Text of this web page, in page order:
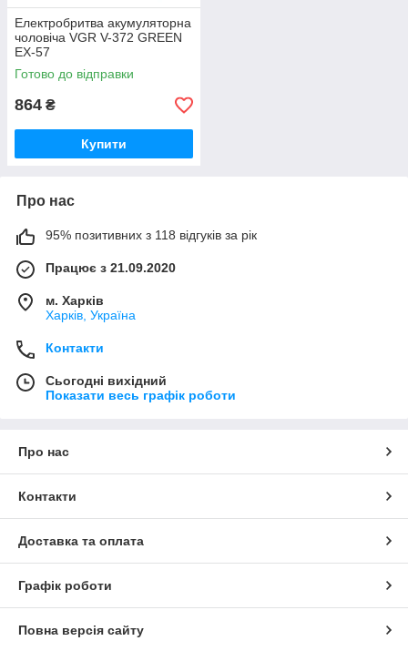
Електробритва акумуляторна
чоловіча VGR V-372 GREEN
EX-57
Готово до відправки
864 ₴
Купити
Про нас
95% позитивних з 118 відгуків за рік
Працює з 21.09.2020
м. Харків
Харків, Україна
Контакти
Сьогодні вихідний
Показати весь графік роботи
Про нас
Контакти
Доставка та оплата
Графік роботи
Повна версія сайту